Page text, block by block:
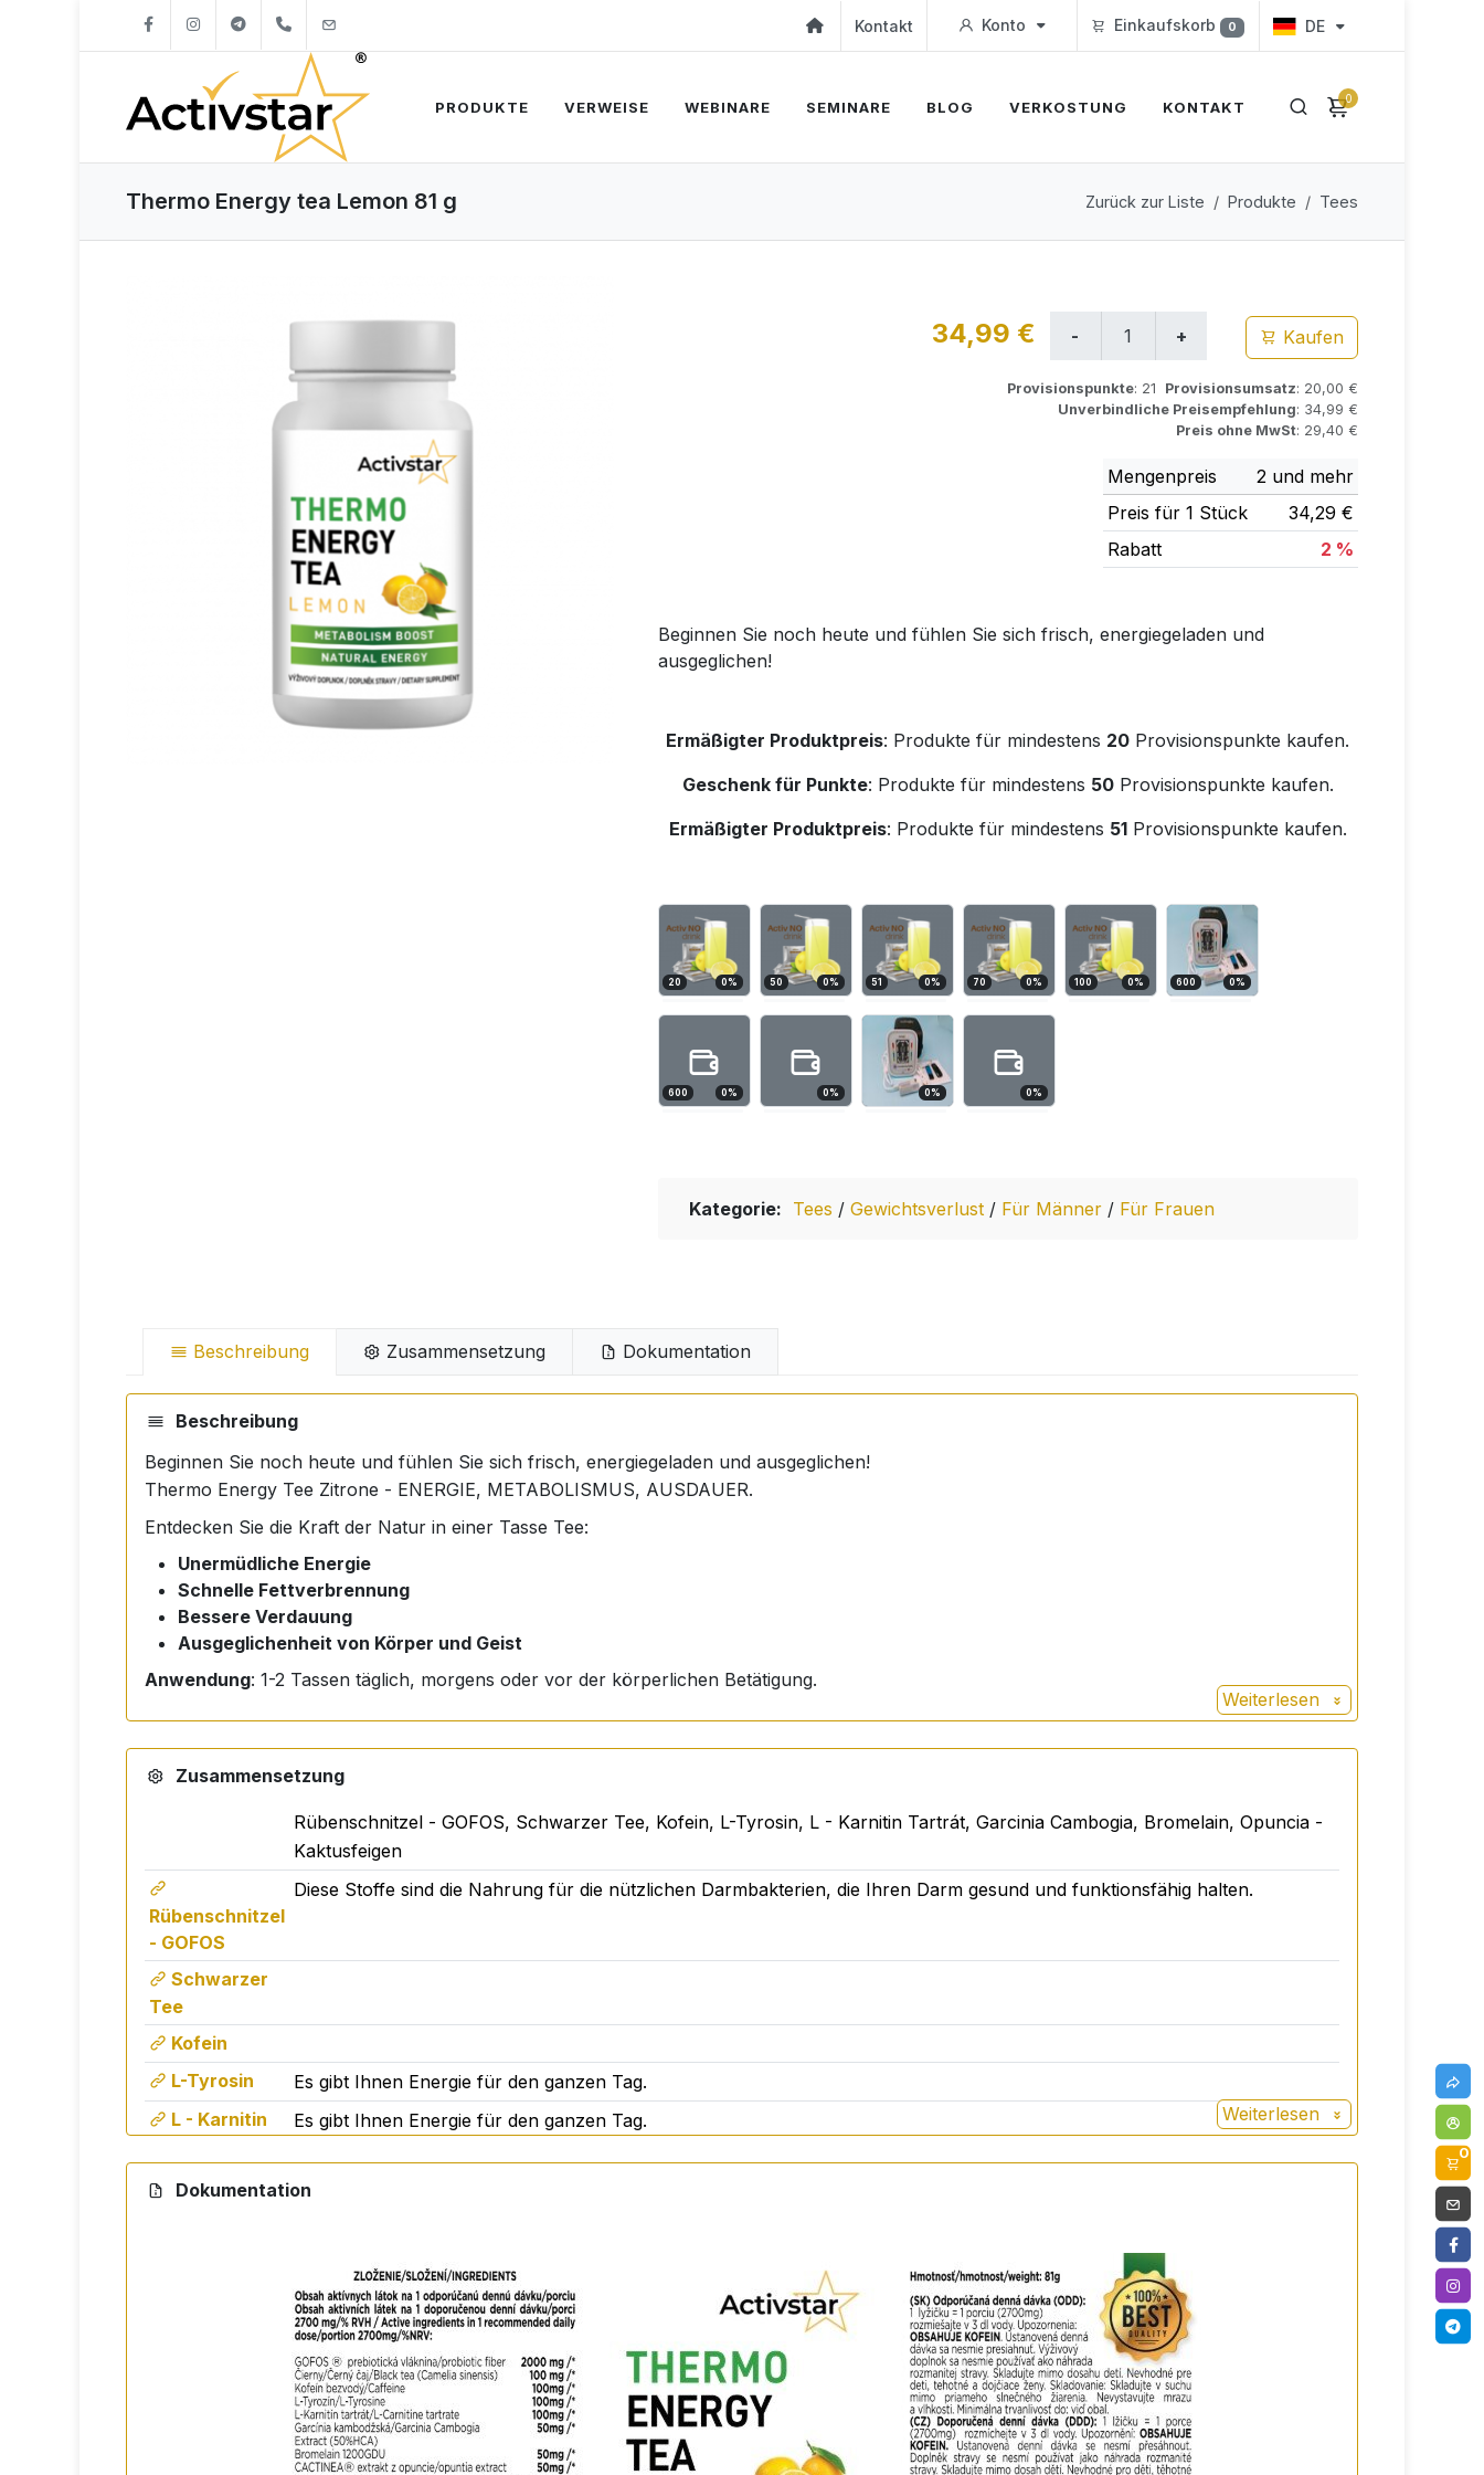
+421904262747 Kontakt Konto Einkaufskorb 0 DE
0
PRODUKTE VERWEISE WEBINARE SEMINARE BLOG VERKOSTUNG KONTAKT
Thermo Energy tea Lemon 81 g Zurück zur Liste Produkte Tees
34,99 € Kaufen
Provisionspunkte: 21 Provisionsumsatz: 20,00 €
Unverbindliche Preisempfehlung: 34,99 €
Preis ohne MwSt: 29,40 €
Mengenpreis
2 und mehr
Preis für 1 Stück
34,29 €
Rabatt
2 %
Beginnen Sie noch heute und fühlen Sie sich frisch, energiegeladen und
ausgeglichen!
Ermäßigter Produktpreis: Produkte für mindestens 20 Provisionspunkte kaufen.
Geschenk für Punkte: Produkte für mindestens 50Provisionspunkte kaufen.
Ermäßigter Produktpreis: Produkte für mindestens 51Provisionspunkte kaufen.
20 0% 50 0% 51 0% 70 0% 100 0% 600 0%
600 0% 0% 0% 0%
Kategorie: Tees / Gewichtsverlust / Für Männer / Für Frauen
Beschreibung Zusammensetzung Dokumentation
Beschreibung
Beginnen Sie noch heute und fühlen Sie sich frisch, energiegeladen und ausgeglichen!
Thermo Energy Tee Zitrone - ENERGIE, METABOLISMUS, AUSDAUER.
Entdecken Sie die Kraft der Natur in einer Tasse Tee:
Unermüdliche Energie
Schnelle Fettverbrennung
Bessere Verdauung
Ausgeglichenheit von Körper und Geist
Anwendung: 1-2 Tassen täglich, morgens oder vor der körperlichen Betätigung.
Weiterlesen
Zusammensetzung
Rübenschnitzel - GOFOS, Schwarzer Tee, Kofein, L-Tyrosin, L - Karnitin Tartrát, Garcinia Cambogia, Bromelain, Opuncia -
Kaktusfeigen
Rübenschnitzel
- GOFOS
Diese Stoffe sind die Nahrung für die nützlichen Darmbakterien, die Ihren Darm gesund und funktionsfähig halten.
Schwarzer
Tee
Kofein
L-Tyrosin
Es gibt Ihnen Energie für den ganzen Tag.
L - Karnitin
Es gibt Ihnen Energie für den ganzen Tag.
Garcinia
Es handelt sich um einen wild wachsenden Baum, der hauptsächlich in Südindien wächst. Die Frucht enthält Bestandteile,
Es lindert Schweregefühle und Blähungen.
Fördert den Stoffwechsel und den Fettabbau.
GOFOS®, Carnitin-Tartrat, Schwarzer Tee, L-Theanin, Garcinia Cambogia, Bromelain, CACTINEA®, Koffein.
Weiterlesen
Dokumentation
0